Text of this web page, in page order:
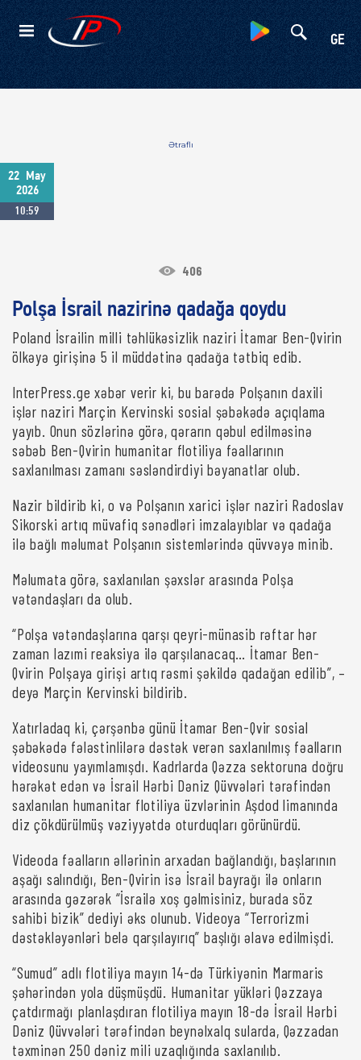
GE
Kateqoriyalar
Ətraflı
22
May
2026
10:59
406
Polşa İsrail nazirinə qadağa qoydu
Poland İsrailin milli təhlükəsizlik naziri İtamar Ben-Qvirin
ölkəyə girişinə 5 il müddətinə qadağa tətbiq edib.
InterPress.ge xəbər verir ki, bu barədə Polşanın daxili
işlər naziri Marçin Kervinski sosial şəbəkədə açıqlama
yayıb. Onun sözlərinə görə, qərarın qəbul edilməsinə
səbəb Ben-Qvirin humanitar flotiliya fəallarının
saxlanılması zamanı səsləndirdiyi bəyanatlar olub.
Nazir bildirib ki, o və Polşanın xarici işlər naziri Radoslav
Sikorski artıq müvafiq sənədləri imzalayıblar və qadağa
ilə bağlı məlumat Polşanın sistemlərində qüvvəyə minib.
Məlumata görə, saxlanılan şəxslər arasında Polşa
vətəndaşları da olub.
“Polşa vətəndaşlarına qarşı qeyri-münasib rəftar hər
zaman lazımi reaksiya ilə qarşılanacaq… İtamar Ben-
Qvirin Polşaya girişi artıq rəsmi şəkildə qadağan edilib”, –
deyə Marçin Kervinski bildirib.
Xatırladaq ki, çərşənbə günü İtamar Ben-Qvir sosial
şəbəkədə fələstinlilərə dəstək verən saxlanılmış fəalların
videosunu yayımlamışdı. Kadrlarda Qəzza sektoruna doğru
hərəkət edən və İsrail Hərbi Dəniz Qüvvələri tərəfindən
saxlanılan humanitar flotiliya üzvlərinin Aşdod limanında
diz çökdürülmüş vəziyyətdə oturduqları görünürdü.
Videoda fəalların əllərinin arxadan bağlandığı, başlarının
aşağı salındığı, Ben-Qvirin isə İsrail bayrağı ilə onların
arasında gəzərək “İsrailə xoş gəlmisiniz, burada söz
sahibi bizik” dediyi əks olunub. Videoya “Terrorizmi
dəstəkləyənləri belə qarşılayırıq” başlığı əlavə edilmişdi.
“Sumud” adlı flotiliya mayın 14-də Türkiyənin Marmaris
şəhərindən yola düşmüşdü. Humanitar yükləri Qəzzaya
çatdırmağı planlaşdıran flotiliya mayın 18-də İsrail Hərbi
Dəniz Qüvvələri tərəfindən beynəlxalq sularda, Qəzzadan
təxminən 250 dəniz mili uzaqlığında saxlanılıb.